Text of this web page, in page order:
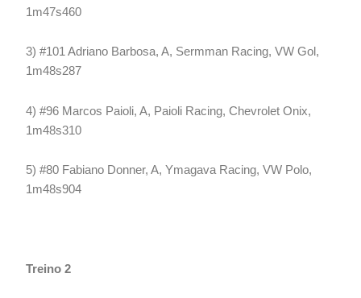
1m47s460
3) #101 Adriano Barbosa, A, Sermman Racing, VW Gol,
1m48s287
4) #96 Marcos Paioli, A, Paioli Racing, Chevrolet Onix,
1m48s310
5) #80 Fabiano Donner, A, Ymagava Racing, VW Polo,
1m48s904
Treino 2